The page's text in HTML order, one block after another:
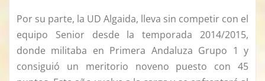
Por su parte, la UD Algaida, lleva sin competir con el
equipo Senior desde la temporada 2014/2015,
donde militaba en Primera Andaluza Grupo 1 y
consiguió un meritorio noveno puesto con 45